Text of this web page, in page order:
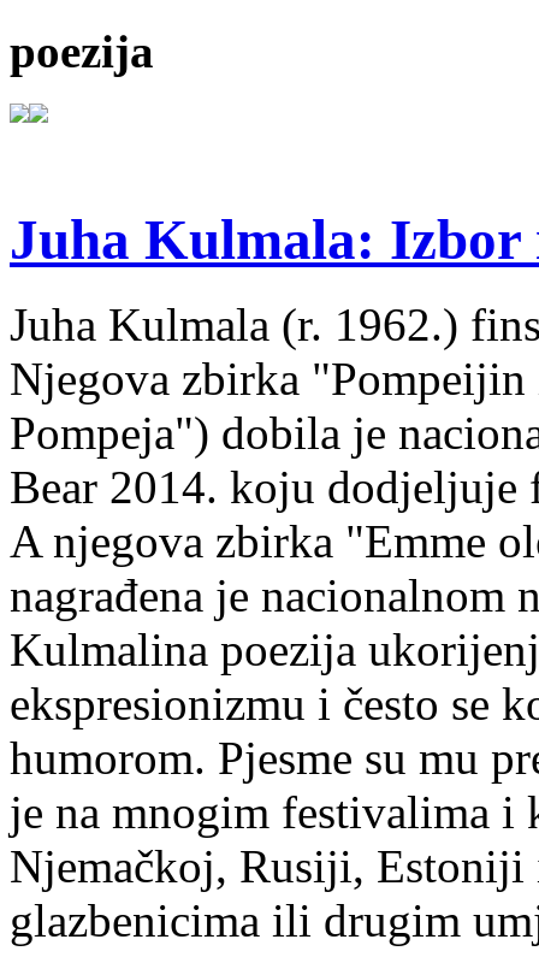
poezija
Juha Kulmala: Izbor
Juha Kulmala (r. 1962.)
Njegova zbirka
Pompeja") dobila je
Bear 2014. koju
A njegova zbirka "Emme
nagrađena je nacionalnom
Kulmalina poezija
ekspresionizmu i često se
humorom. Pjesme su mu
je na mnogim festivalima i
Njemačkoj, Rusiji, Estoniji
glazbenicima ili drugim